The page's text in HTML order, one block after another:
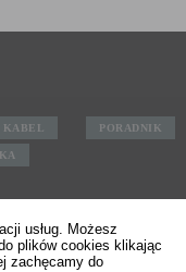
usług. Możesz
plików cookies klikając
zachęcamy do
KABEL PORADNIK